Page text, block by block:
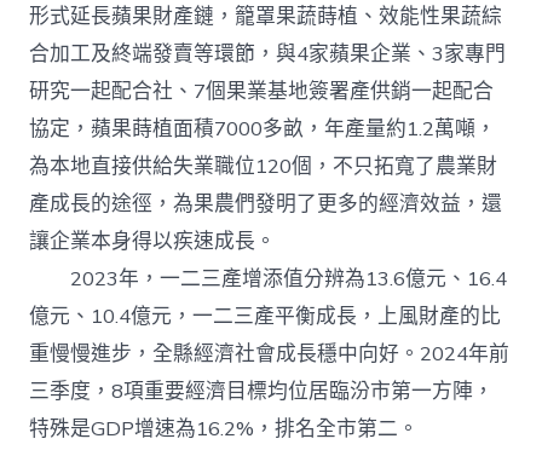
形式延長蘋果財產鏈，籠罩果蔬蒔植、效能性果蔬綜
合加工及終端發賣等環節，與4家蘋果企業、3家專門
研究一起配合社、7個果業基地簽署產供銷一起配合
協定，蘋果蒔植面積7000多畝，年產量約1.2萬噸，
為本地直接供給失業職位120個，不只拓寬了農業財
產成長的途徑，為果農們發明了更多的經濟效益，還
讓企業本身得以疾速成長。
2023年，一二三產增添值分辨為13.6億元、16.4
億元、10.4億元，一二三產平衡成長，上風財產的比
重慢慢進步，全縣經濟社會成長穩中向好。2024年前
三季度，8項重要經濟目標均位居臨汾市第一方陣，
特殊是GDP增速為16.2%，排名全市第二。